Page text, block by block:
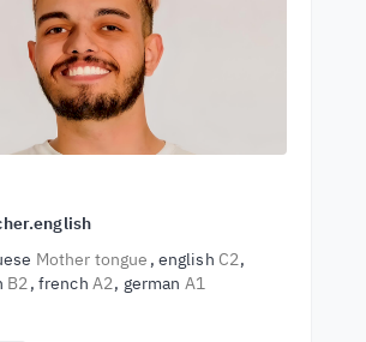
Mother tongue english C2
B2 french A2 german A1